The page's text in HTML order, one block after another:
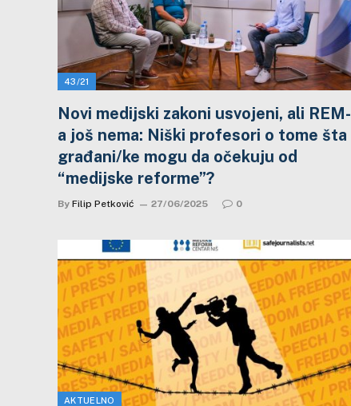
43/21
Novi medijski zakoni usvojeni, ali REM-
a još nema: Niški profesori o tome šta
građani/ke mogu da očekuju od
“medijske reforme”?
By Filip Petković 27/06/2025 0
AKTUELNO